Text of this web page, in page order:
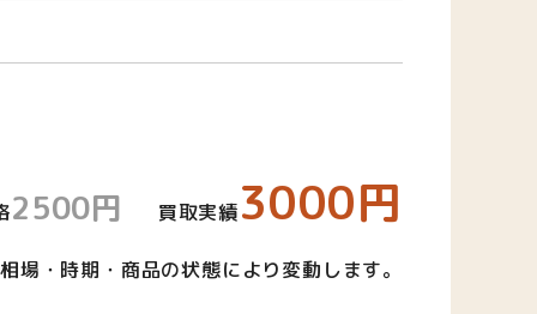
2500円 買取実績3000円
場・時期・商品の状態により変動します。